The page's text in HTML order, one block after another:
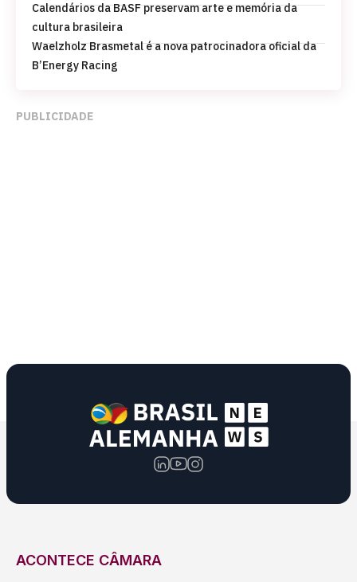
Calendários da BASF preservam arte e memória da
cultura brasileira
Waelzholz Brasmetal é a nova patrocinadora oficial da
B’Energy Racing
PUBLICIDADE
ACONTECE CÂMARA